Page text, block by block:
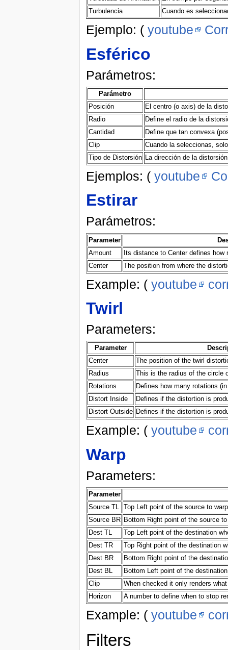
Turbulencia
Cuando es
Ejemplo: ( youtube
Esférico
Parámetros:
Parámetro
Posición
El centro (o axis) de la
Radio
Define el radio de la
Cantidad
Define que tan convexa
Clip
Cuando la seleccionas,
Tipo de Distorsión La dirección de la
Ejemplos: ( youtube
Estirar
Parámetros:
Parameter
Amount
Its distance to Center defines
Center
The position from where the
Example: ( youtube
Twirl
Parameters:
Parameter
Center
The position of the twirl
Radius
This is the radius of the circle
Rotations
Defines how many rotations
Distort Inside
Defines if the distortion is
Distort Outside Defines if the distortion is
Example: ( youtube
Warp
Parameters:
Parameter
Source TL
Top Left point of the source to
Source BR Bottom Right point of the source to
Dest TL
Top Left point of the destination
Dest TR
Top Right point of the destination
Dest BR
Bottom Right point of the
Dest BL
Bottom Left point of the
Clip
When checked it only renders
Horizon
A number to define when to stop
Example: ( youtube
Filters